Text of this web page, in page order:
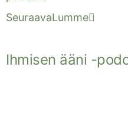
SeuraavaLumme
Ihmisen ääni -